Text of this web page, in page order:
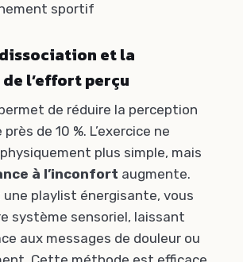
sportif
et la
l’effort perçu
de réduire la perception
de 10 %. L’exercice ne
plus simple, mais
à l’inconfort augmente.
playlist énergisante, vous
système sensoriel, laissant
aux messages de douleur ou